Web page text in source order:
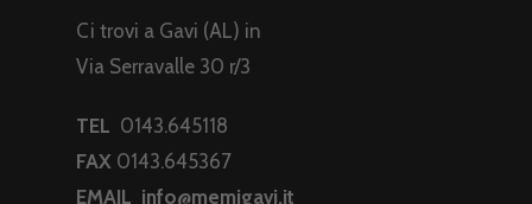
Ci trovi a Gavi (AL) in
Via Serravalle 30 r/3
TEL 0143.645118
FAX 0143.645367
EMAIL info@memigavi.it